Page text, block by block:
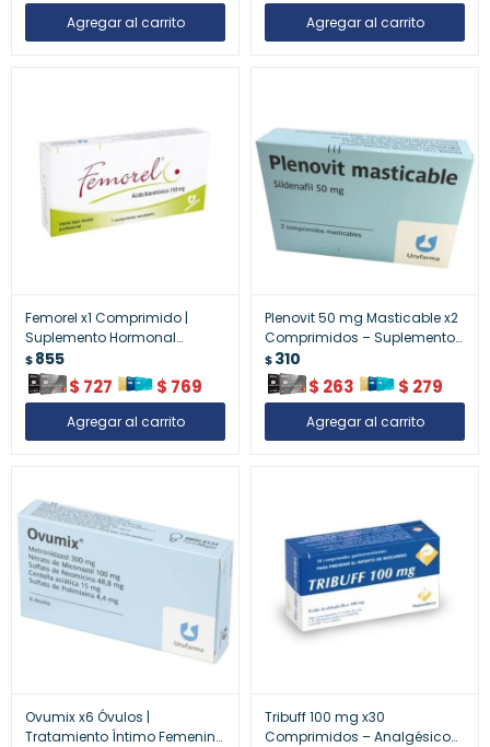
Femorel x1 Comprimido |
Suplemento Hormonal
Femenino
$855
$ 727 $ 769
Plenovit 50 mg Masticable x2
Comprimidos – Suplemento
Masticable Energizante
$310
$ 263 $ 279
Ovumix x6 Óvulos |
Tratamiento Íntimo Femenino
Tribuff 100 mg x30
Comprimidos – Analgésico